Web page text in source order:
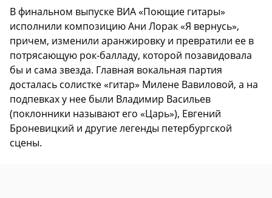
В финальном выпуске ВИА «Поющие гитары»
исполнили композицию Ани Лорак «Я вернусь»,
причем, изменили аранжировку и превратили ее в
потрясающую рок-балладу, которой позавидовала
бы и сама звезда. Главная вокальная партия
досталась солистке «гитар» Милене Вавиловой, а на
подпевках у нее были Владимир Васильев
(поклонники называют его «Царь»), Евгений
Броневицкий и другие легенды петербургской
сцены.